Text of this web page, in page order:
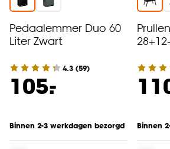
Pedaalemmer Duo 60
Liter Zwart
4.3 (59)
105.
-
Binnen 2-3 werkdagen bezorgd Binnen